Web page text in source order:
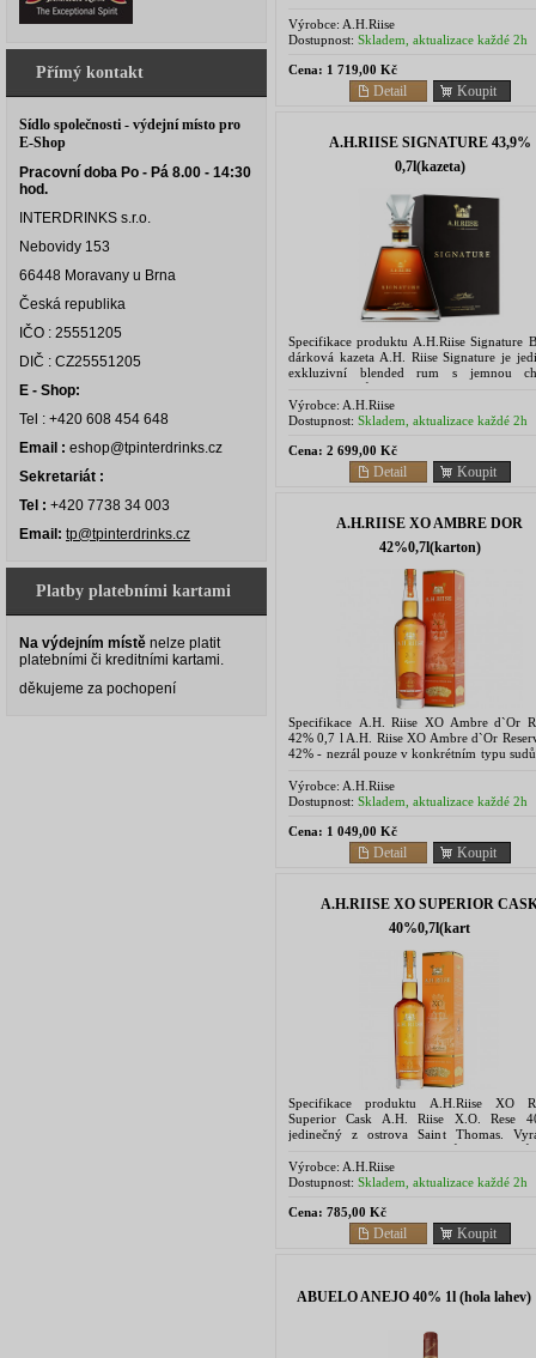
Přímý kontakt
Sídlo společnosti - výdejní místo pro
E-Shop
Pracovní doba Po - Pá 8.00 - 14:30
hod.
INTERDRINKS s.r.o.
Nebovidy 153
66448 Moravany u Brna
Česká republika
IČO : 25551205
DIČ : CZ25551205
E - Shop:
Tel : +420 608 454 648
Email : eshop@tpinterdrinks.cz
Sekretariát :
Tel : +420 7738 34 003
Email: tp@tpinterdrinks.cz
Platby platebními kartami
Na výdejním místě nelze platit
platebními či kreditními kartami.
děkujeme za pochopení
Výrobce: A.H.Riise
Dostupnost: Skladem, aktualizace každé 2h
Cena: 1 719,00 Kč
Koupit
Detail
A.H.RIISE SIGNATURE 43,9%
0,7l(kazeta)
Specifikace produktu A.H.Riise Signature
dárková kazeta A.H. Riise Signature je
exkluzivní blended rum s jemnou
osvěžující vůní. Je vyroben ze
nejlepších a...
Výrobce: A.H.Riise
Dostupnost: Skladem, aktualizace každé 2h
Cena: 2 699,00 Kč
Koupit
Detail
A.H.RIISE XO AMBRE DOR
42%0,7l(karton)
Specifikace A.H. Riise XO Ambre d`Or
42% 0,7 l A.H. Riise XO Ambre d`Or
42% - nezrál pouze v konkrétním typu
Výrobce: A.H.Riise
Dostupnost: Skladem, aktualizace každé 2h
Cena: 1 049,00 Kč
Koupit
Detail
A.H.RIISE XO SUPERIOR
40%0,7l(kart
Specifikace produktu A.H.Riise XO
Superior Cask A.H. Riise X.O. Rese
jedinečný z ostrova Saint Thomas.
ručním mícháním několika různých
které zrají až 20 let....
Výrobce: A.H.Riise
Dostupnost: Skladem, aktualizace každé 2h
Cena: 785,00 Kč
Koupit
Detail
ABUELO ANEJO 40% 1l (hola lahev)